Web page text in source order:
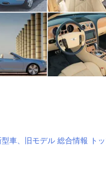
車、旧モデル 総合情報 ト